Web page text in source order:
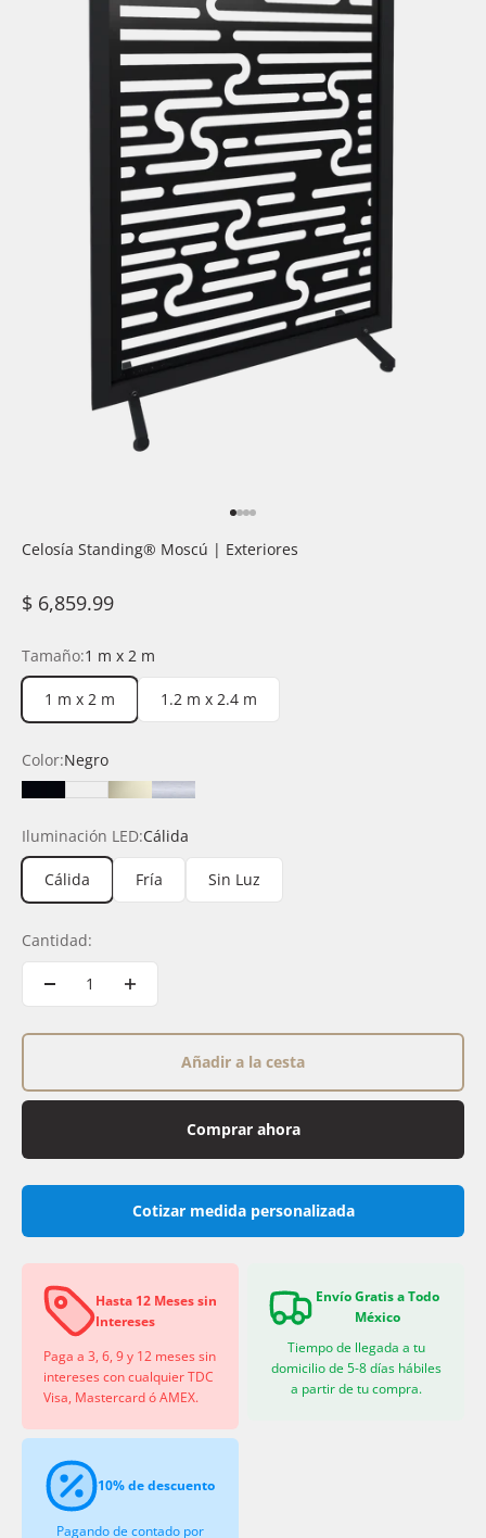
Ir al artículo 1
Ir al artículo 2
Ir al artículo 3
Ir al artículo 4
Celosía Standing®️ Moscú | Exteriores
Precio de oferta
$ 6,859.99
Tamaño:1 m x 2 m
1 m x 2 m 1.2 m x 2.4 m
Color:Negro
NegroBlancoChampagne
Silver
Iluminación LED:Cálida
Cálida Fría Sin Luz
Cantidad:
Añadir a la cesta
Comprar ahora
Cotizar medida personalizada
Hasta 12 Meses sin
Intereses
Paga a 3, 6, 9 y 12 meses sin
intereses con cualquier TDC
Visa, Mastercard ó AMEX.
Envío Gratis a Todo
México
Tiempo de llegada a tu
domicilio de 5-8 días hábiles
a partir de tu compra.
10% de descuento
Pagando de contado por